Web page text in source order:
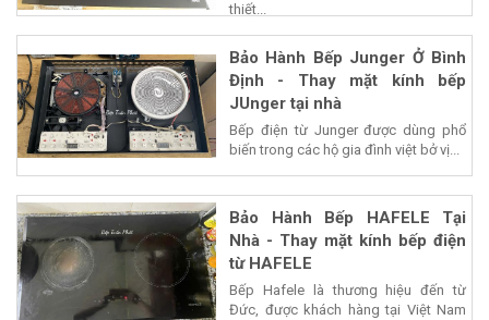
thiết...
Bảo Hành Bếp Junger Ở Bình
Định - Thay mặt kính bếp
JUnger tại nhà
Bếp điện từ Junger được dùng phổ
biến trong các hộ gia đình việt bở vị...
Bảo Hành Bếp HAFELE Tại
Nhà - Thay mặt kính bếp điện
từ HAFELE
Bếp Hafele là thương hiệu đến từ
Đức, được khách hàng tại Việt Nam